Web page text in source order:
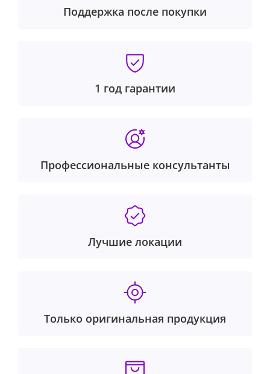
Поддержка после покупки
1 год гарантии
Профессиональные консультанты
Лучшие локации
Только оригинальная продукция